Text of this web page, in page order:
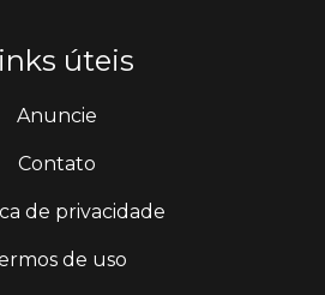
úteis
Anuncie
Contato
de privacidade
de uso